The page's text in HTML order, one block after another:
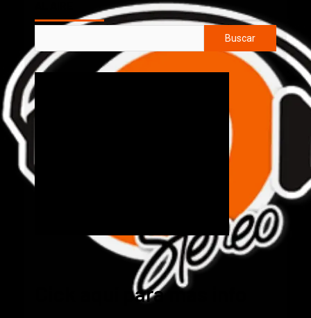
Buscar
Cick aquí para mas info